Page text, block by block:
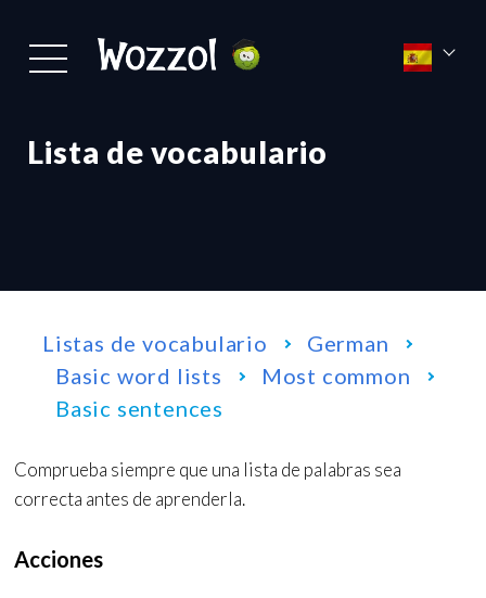
Lista de vocabulario
Listas de vocabulario
German
Basic word lists
Most common
Basic sentences
Comprueba siempre que una lista de palabras sea
correcta antes de aprenderla.
Acciones